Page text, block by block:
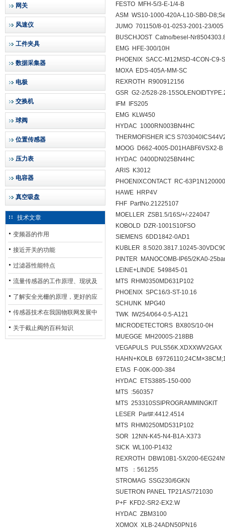
网关
风速仪
工件夹具
数据采集器
电极
交换机
球阀
位置传感器
压力表
电容器
真空吸盘
技术文章
变频器的作用
接近开关的功能
过滤器性能特点
流量传感器的工作原理、现状及
其发展前景
了解安全光栅的原理，更好的应
用安全光栅
传感器技术在我国物联网发展中
的地位*
关于截止阀的百科知识
FESTO MFH-5/3-E-1/4-B
ASM WS10-1000-420A-L10-SB0-
JUMO 701150/8-01-0253-2001-23/005
BUSCHJOST Catno/besel-
EMG HFE-300/10H
PHOENIX SACC-M12MSD-4CON-C9-
MOXA EDS-405A-MM-SC
REXROTH R900912156
GSR G2-2/528-28-
IFM IFS205
EMG KLW450
HYDAC 1000RN003BN4HC
THERMOFISHER ICS
MOOG D662-4005-D01HABF6VSX2-B
HYDAC 0400DN025BN4HC
ARIS K3012
PHOENIXCONTACT RC-
HAWE HRP4V
FHF PartNo.21225107
MOELLER ZSB1.5/16S/+/-224047
KOBOLD DZR-1001S10FSO
SIEMENS 6DD1842-0AD1
KUBLER 8.5020.3817.10245-
PINTER MANOCOMB-IP65/2KA0-
LEINE+LINDE 549845-01
MTS RHM0350MD631P102
PHOENIX SPC16/3-ST-10.16
SCHUNK MPG40
TWK IW254/064-0.5-A121
MICRODETECTORS BX80S/10-0H
MUEGGE MH2000S-218BB
VEGAPULS PULS56K.XDXXWV2GAX
HAHN+KOLB
ETAS F-00K-000-384
HYDAC ETS3885-150-000
MTS :560357
MTS 253310SSIPROGRAMMINGKIT
LESER Part#:4412.4514
MTS RHM0250MD531P102
SOR 12NN-K45-N4-B1A-X373
SICK WL100-P1432
REXROTH DBW10B1-5X/200-
MTS ：561255
STROMAG SSG230/6GKN
SUETRON PANEL TP21AS/721030
P+F KFD2-SR2-EX2.W
HYDAC ZBM3100
XOMOX XLB-24ADN50PN16